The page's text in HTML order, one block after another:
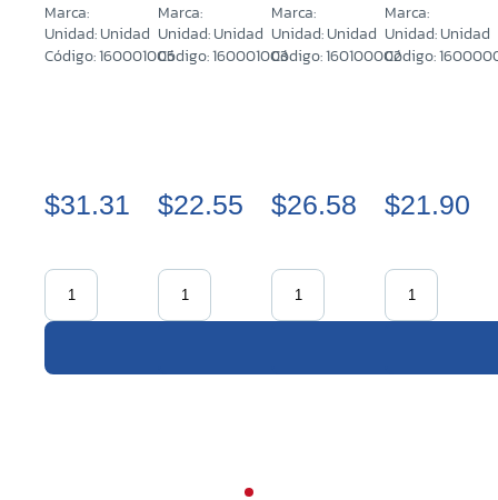
Marca:
Unidad: Unidad
Código: 160001005
$31.31
Marca:
Unidad: Unidad
Código: 160001003
$22.55
Marca:
Unidad: Unidad
Código: 160100002
$26.58
Marca:
Unidad: Unidad
Código:
$21.90